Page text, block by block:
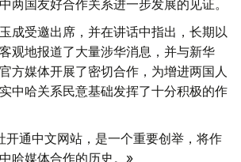
两国友好合作关系进一步发展的见证。
成受邀出席，并在讲话中指出，长期以
观地报道了大量涉华消息，并与新华
方媒体开展了密切合作，为增进两国人
中哈关系民意基础发挥了十分积极的作
开通中文网站，是一个重要创举，将作
哈媒体合作的历史。»